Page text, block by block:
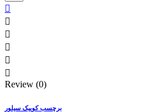






Review (0)
برچسب کوییک سیلور